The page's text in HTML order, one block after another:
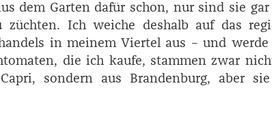
dem Garten dafür schon, nur sind sie
züchten. Ich weiche deshalb auf das
in meinem Viertel aus – und
die ich kaufe, stammen zwar
sondern aus Brandenburg, aber